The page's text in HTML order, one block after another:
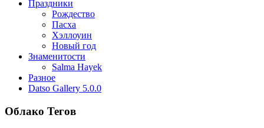
Праздники
Рождество
Пасха
Хэллоуин
Новый год
Знаменитости
Salma Hayek
Разное
Datso Gallery 5.0.0
Облако Тегов